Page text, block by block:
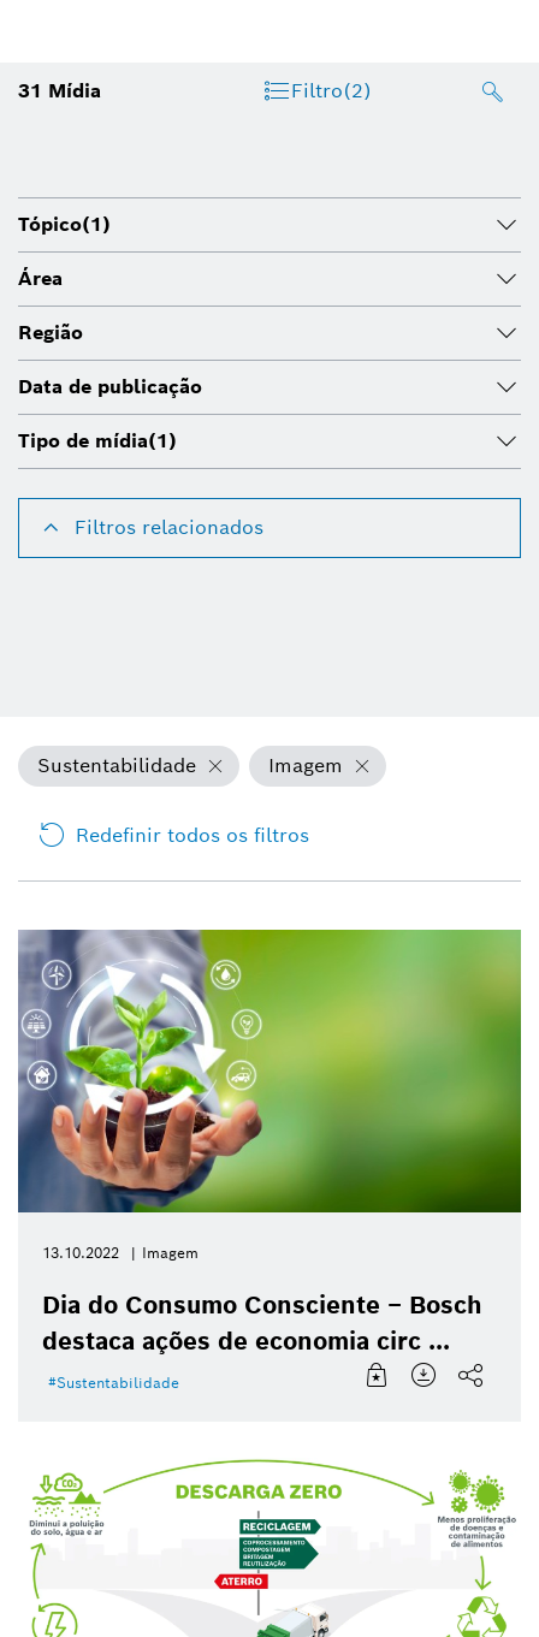
31 Mídia Filtro(2)
Tópico(1)
Área
Região
Data de publicação
Tipo de mídia(1)
Filtros relacionados
Sustentabilidade Imagem
Redefinir todos os filtros
13.10.2022 Imagem
Dia do Consumo Consciente – Bosch
destaca ações de economia circ ...
Sustentabilidade